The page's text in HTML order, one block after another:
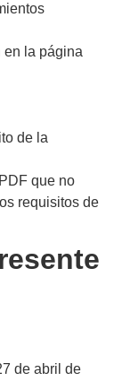
en la página
de la
que no
requisitos de
de abril de